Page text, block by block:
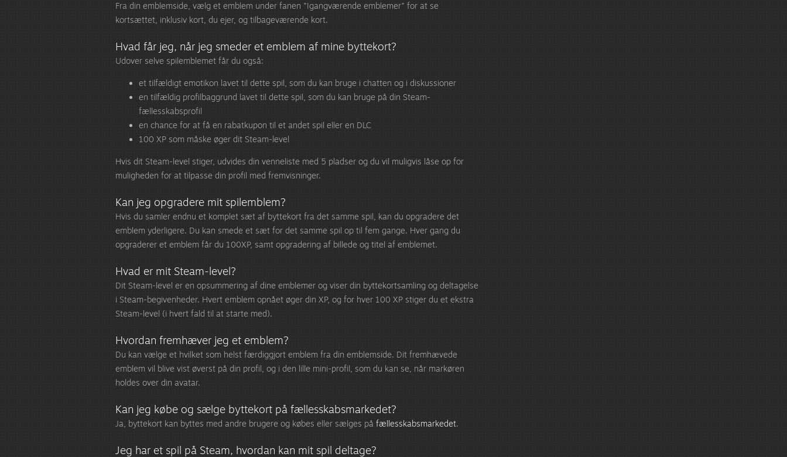
Fra din emblemside, vælg et emblem under fanen "Igangværende emblemer" for at se
kortsættet, inklusiv kort, du ejer, og tilbageværende kort.
Hvad får jeg, når jeg smeder et emblem af mine byttekort?
Udover selve spilemblemet får du også:
et tilfældigt emotikon lavet til dette spil, som du kan bruge i chatten og i diskussioner
en tilfældig profilbaggrund lavet til dette spil, som du kan bruge på din Steam-
fællesskabsprofil
en chance for at få en rabatkupon til et andet spil eller en DLC
100 XP som måske øger dit Steam-level
Hvis dit Steam-level stiger, udvides din venneliste med 5 pladser og du vil muligvis låse op for
muligheden for at tilpasse din profil med fremvisninger.
Kan jeg opgradere mit spilemblem?
Hvis du samler endnu et komplet sæt af byttekort fra det samme spil, kan du opgradere det
emblem yderligere. Du kan smede et sæt for det samme spil op til fem gange. Hver gang du
opgraderer et emblem får du 100XP, samt opgradering af billede og titel af emblemet.
Hvad er mit Steam-level?
Dit Steam-level er en opsummering af dine emblemer og viser din byttekortsamling og deltagelse
i Steam-begivenheder. Hvert emblem opnået øger din XP, og for hver 100 XP stiger du et ekstra
Steam-level (i hvert fald til at starte med).
Hvordan fremhæver jeg et emblem?
Du kan vælge et hvilket som helst færdiggjort emblem fra din emblemside. Dit fremhævede
emblem vil blive vist øverst på din profil, og i den lille mini-profil, som du kan se, når markøren
holdes over din avatar.
Kan jeg købe og sælge byttekort på fællesskabsmarkedet?
Ja, byttekort kan byttes med andre brugere og købes eller sælges på fællesskabsmarkedet.
Jeg har et spil på Steam, hvordan kan mit spil deltage?